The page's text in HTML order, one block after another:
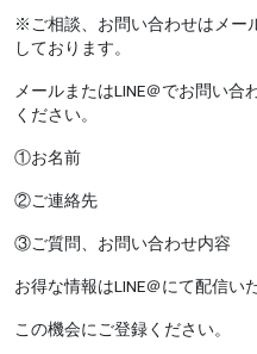
※ ご相談、お問い合わせはメー
しております。
メールまたはLINE＠でお問い合
ください。
①お名前
②ご連絡先
③ご質問、お問い合わせ内容
お得な情報はLINE＠にて配信い
この機会にご登録ください。